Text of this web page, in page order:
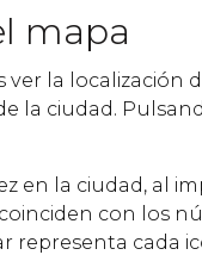
mapa
la localización
la ciudad.
en la ciudad, al
con los
representa cada